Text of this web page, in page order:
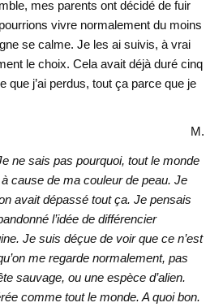
mes parents ont décidé de fuir
vivre normalement du moins
se calme. Je les ai suivis, à vrai
le choix. Cela avait déjà duré cinq
que j’ai perdus, tout ça parce que je
M.
ne sais pas pourquoi, tout le monde
cause de ma couleur de peau. Je
avait dépassé tout ça. Je pensais
l’idée de différencier
Je suis déçue de voir que ce n’est
me regarde normalement, pas
sauvage, ou une espèce d’alien.
comme tout le monde. A quoi bon.